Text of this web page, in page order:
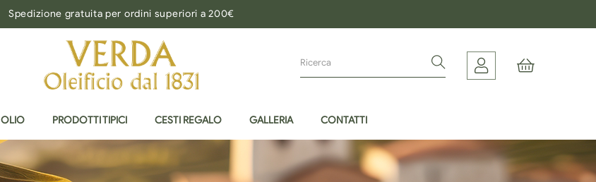
Spedizione gratuita per ordini superiori a 200€
OLIO PRODOTTI TIPICI CESTI REGALO GALLERIA CONTATTI